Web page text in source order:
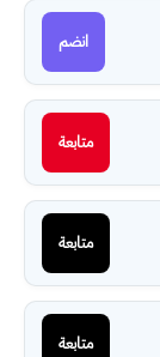
انضم
متابعة
متابعة
متابعة